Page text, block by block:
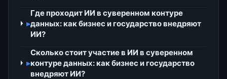
▸
Где проходит ИИ в суверенном контуре
данных: как бизнес и государство внедряют
ИИ?
▸
Сколько стоит участие в ИИ в суверенном
контуре данных: как бизнес и государство
внедряют ИИ?